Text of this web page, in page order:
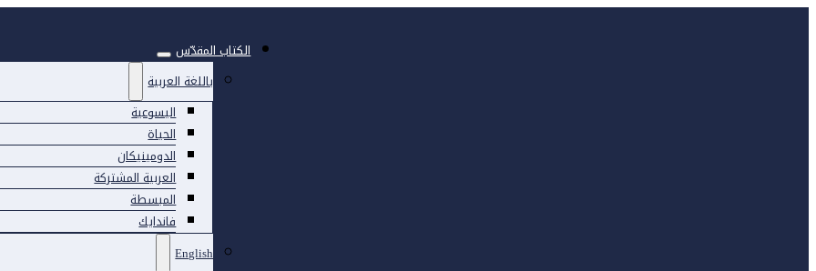
الكتاب المقدّس
باللغة العربية
اليسوعية
الحياة
الدومينيكان
العربية المشتركة
المبسطة
فاندايك
English